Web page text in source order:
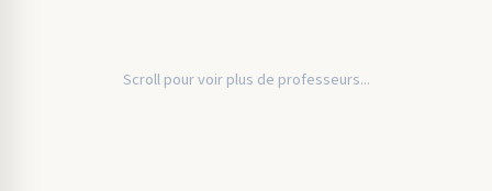
Scroll pour voir plus de professeurs...